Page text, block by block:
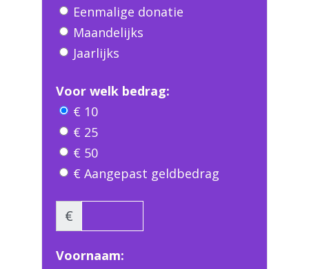
Eenmalige donatie
Maandelijks
Jaarlijks
Voor welk bedrag:
€ 10
€ 25
€ 50
€ Aangepast geldbedrag
€
Voornaam: